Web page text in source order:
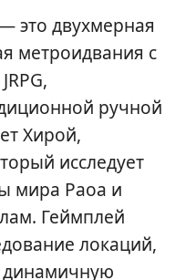
это двухмерная
метроидвания с
ручной
Хирой,
исследует
мира Раоа и
Геймплей
локаций,